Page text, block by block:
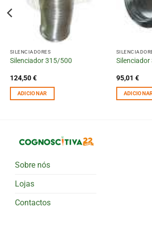
SILENCIADORES
Silenciador 315/500
124,50€
ADICIONAR
Silenciador
95,01 €
Sobre nós
Lojas
Contactos